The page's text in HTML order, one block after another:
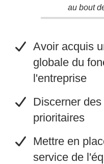
au bout
​Avoir acquis
globale du
l'entreprise
​Discerner
prioritaires
​Mettre en
service de